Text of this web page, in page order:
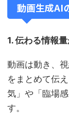
動画生成AI
1. 伝わる情報
動画は動き、
をまとめて伝
気」や「臨場
す。